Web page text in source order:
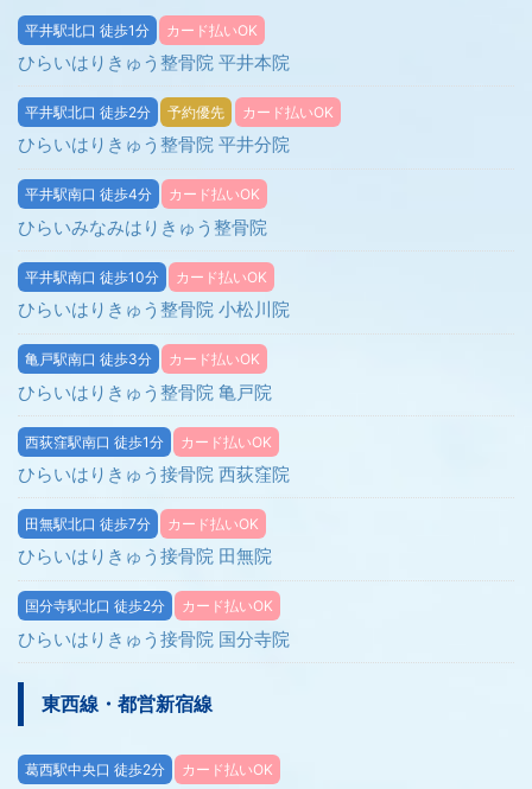
平井駅北口 徒歩1分 カード払いOK
ひらいはりきゅう整骨院 平井本院
平井駅北口 徒歩2分 予約優先 カード払いOK
ひらいはりきゅう整骨院 平井分院
平井駅南口 徒歩4分 カード払いOK
ひらいみなみはりきゅう整骨院
平井駅南口 徒歩10分 カード払いOK
ひらいはりきゅう整骨院 小松川院
亀戸駅南口 徒歩3分 カード払いOK
ひらいはりきゅう整骨院 亀戸院
西荻窪駅南口 徒歩1分 カード払いOK
ひらいはりきゅう接骨院 西荻窪院
田無駅北口 徒歩7分 カード払いOK
ひらいはりきゅう接骨院 田無院
国分寺駅北口 徒歩2分 カード払いOK
ひらいはりきゅう接骨院 国分寺院
東西線・都営新宿線
葛西駅中央口 徒歩2分 カード払いOK